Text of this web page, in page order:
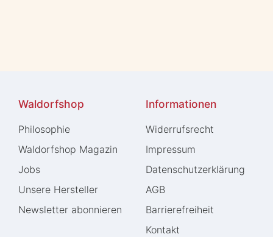
Waldorfshop
Philosophie
Waldorfshop Magazin
Jobs
Unsere Hersteller
Newsletter abonnieren
Informationen
Widerrufs­recht
Impressum
Daten­schutz­erklärung
AGB
Barrierefreiheit
Kontakt